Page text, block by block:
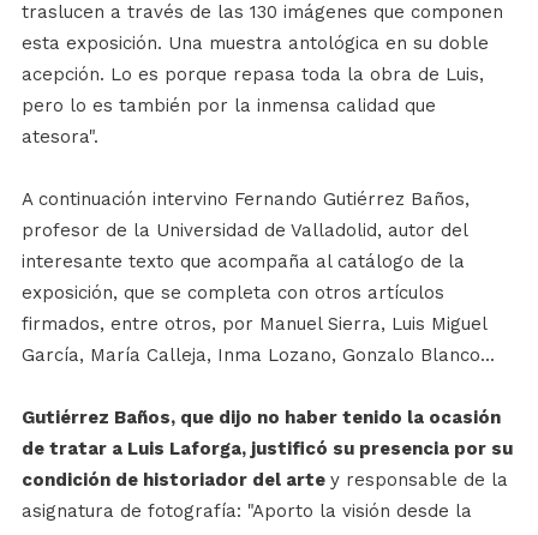
traslucen a través de las 130 imágenes que componen
esta exposición. Una muestra antológica en su doble
acepción. Lo es porque repasa toda la obra de Luis,
pero lo es también por la inmensa calidad que
atesora".
A continuación intervino Fernando Gutiérrez Baños,
profesor de la Universidad de Valladolid, autor del
interesante texto que acompaña al catálogo de la
exposición, que se completa con otros artículos
firmados, entre otros, por Manuel Sierra, Luis Miguel
García, María Calleja, Inma Lozano, Gonzalo Blanco...
Gutiérrez Baños, que dijo no haber tenido la ocasión
de tratar a Luis Laforga, justificó su presencia por su
condición de historiador del arte y responsable de la
asignatura de fotografía: "Aporto la visión desde la